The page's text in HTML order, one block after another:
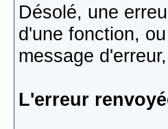
Désolé, une
d'une fonction,
message
L'erreur